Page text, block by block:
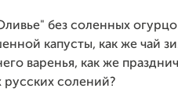
без соленных
капусты, как же чай
варенья, как же
солений?